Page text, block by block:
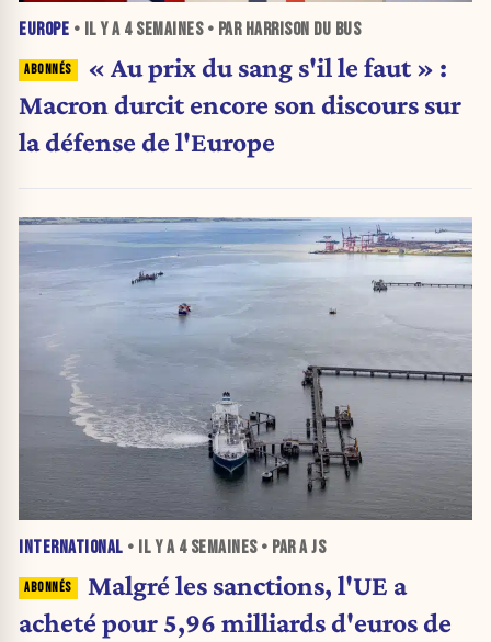
EUROPE • IL Y A 4 SEMAINES• PAR HARRISON DU BUS
« Au prix du sang s'il le faut » :
Macron durcit encore son discours sur
la défense de l'Europe
INTERNATIONAL • IL Y A 4 SEMAINES• PAR A JS
Malgré les sanctions, l'UE a
acheté pour 5,96 milliards d'euros de